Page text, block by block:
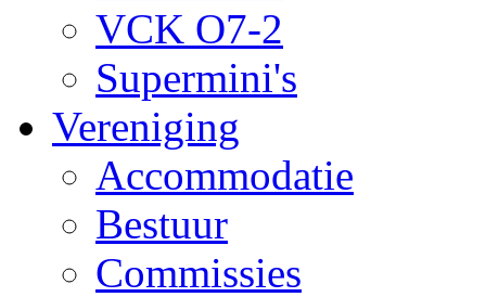
VCK O7-2
Supermini's
Vereniging
Accommodatie
Bestuur
Commissies